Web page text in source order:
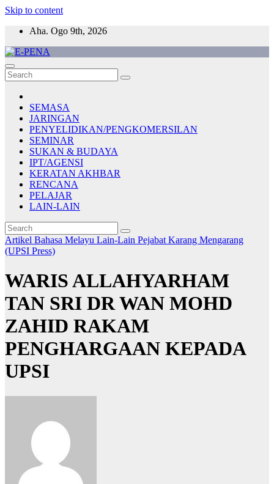
Skip to content
Aha. Ogo 9th, 2026
E-PENA
Berita Digital Terkini
SEMASA
JARINGAN
PENYELIDIKAN/PENGKOMERSILAN
SEMINAR
SUKAN & BUDAYA
IPT/AGENSI
KERATAN AKHBAR
RENCANA
PELAJAR
LAIN-LAIN
Artikel Bahasa Melayu Lain-Lain Pejabat Karang Mengarang
(UPSI Press)
WARIS ALLAHYARHAM
TAN SRI DR WAN MOHD
ZAHID RAKAM
PENGHARGAAN KEPADA
UPSI